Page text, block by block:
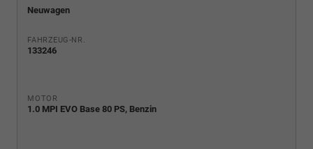
Neuwagen
FAHRZEUG-NR.
133246
MOTOR
1.0 MPI EVO Base 80 PS, Benzin